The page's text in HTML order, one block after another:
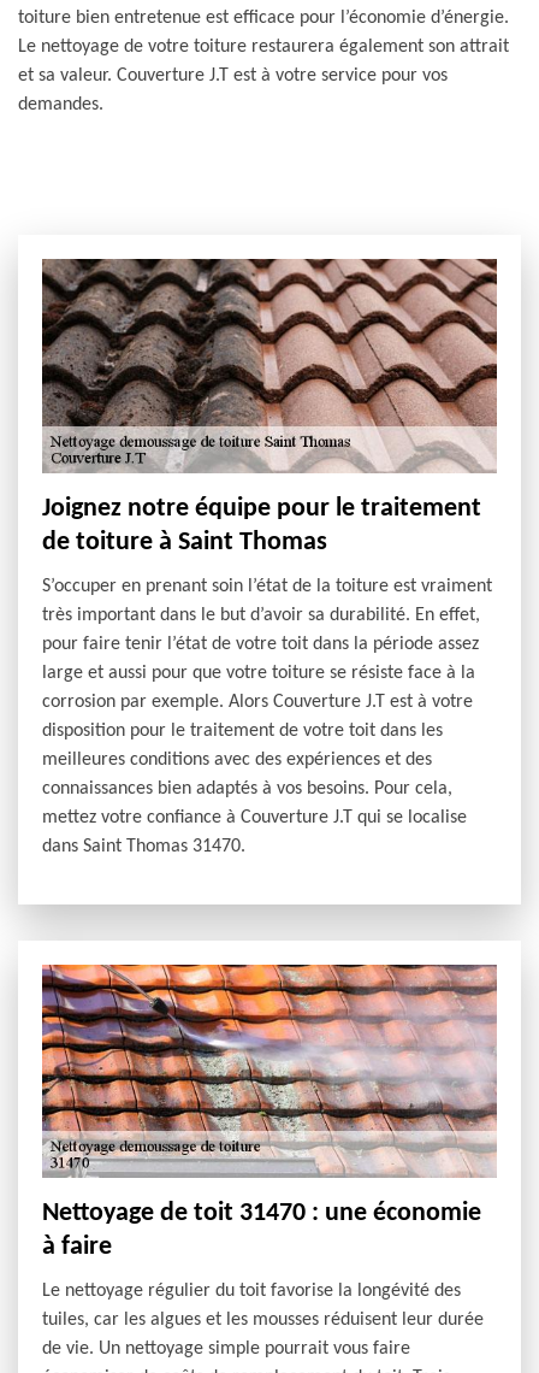
toiture bien entretenue est efficace pour l’économie d’énergie.
Le nettoyage de votre toiture restaurera également son attrait
et sa valeur. Couverture J.T est à votre service pour vos
demandes.
Joignez notre équipe pour le traitement
de toiture à Saint Thomas
S’occuper en prenant soin l’état de la toiture est vraiment
très important dans le but d’avoir sa durabilité. En effet,
pour faire tenir l’état de votre toit dans la période assez
large et aussi pour que votre toiture se résiste face à la
corrosion par exemple. Alors Couverture J.T est à votre
disposition pour le traitement de votre toit dans les
meilleures conditions avec des expériences et des
connaissances bien adaptés à vos besoins. Pour cela,
mettez votre confiance à Couverture J.T qui se localise
dans Saint Thomas 31470.
Nettoyage de toit 31470 : une économie
à faire
Le nettoyage régulier du toit favorise la longévité des
tuiles, car les algues et les mousses réduisent leur durée
de vie. Un nettoyage simple pourrait vous faire